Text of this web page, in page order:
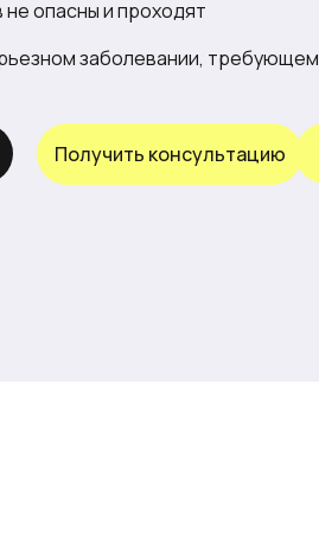
Получить консультацию
опасны и проходят
заболевании, требующем